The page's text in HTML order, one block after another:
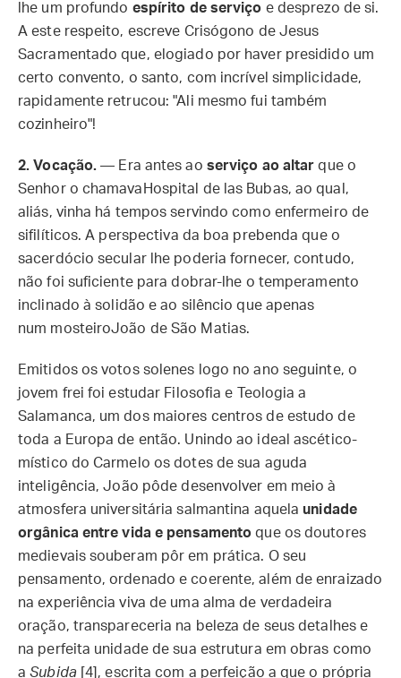
lhe um profundo espírito de serviço e desprezo de si.
A este respeito, escreve Crisógono de Jesus
Sacramentado que, elogiado por haver presidido um
certo convento, o santo, com incrível simplicidade,
rapidamente retrucou: "Ali mesmo fui também
cozinheiro"!
2. Vocação. — Era antes ao serviço ao altar que o
Senhor o chamavaHospital de las Bubas, ao qual,
aliás, vinha há tempos servindo como enfermeiro de
sifilíticos. A perspectiva da boa prebenda que o
sacerdócio secular lhe poderia fornecer, contudo,
não foi suficiente para dobrar-lhe o temperamento
inclinado à solidão e ao silêncio que apenas
num mosteiroJoão de São Matias.
Emitidos os votos solenes logo no ano seguinte, o
jovem frei foi estudar Filosofia e Teologia a
Salamanca, um dos maiores centros de estudo de
toda a Europa de então. Unindo ao ideal ascético-
místico do Carmelo os dotes de sua aguda
inteligência, João pôde desenvolver em meio à
atmosfera universitária salmantina aquela unidade
orgânica entre vida e pensamento que os doutores
medievais souberam pôr em prática. O seu
pensamento, ordenado e coerente, além de enraizado
na experiência viva de uma alma de verdadeira
oração, transpareceria na beleza de seus detalhes e
na perfeita unidade de sua estrutura em obras como
aSubida[4], escrita com a perfeição a que o própria